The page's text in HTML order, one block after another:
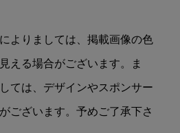
よりましては、掲載画像の色
える場合がございます。ま
ては、デザインやスポンサー
ございます。予めご了承下さ